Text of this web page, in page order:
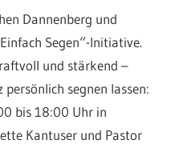
Dannenberg und
Segen“-Initiative.
und stärkend –
segnen lassen:
bis 18:00 Uhr in
Kantuser und Pastor